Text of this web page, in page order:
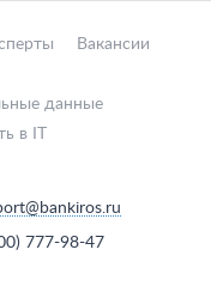
Вакансии
данные
в IT
777-98-47